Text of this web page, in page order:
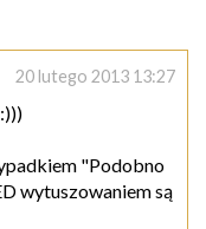
20 lutego 2013 13:27
"Podobno
wytuszowaniem są